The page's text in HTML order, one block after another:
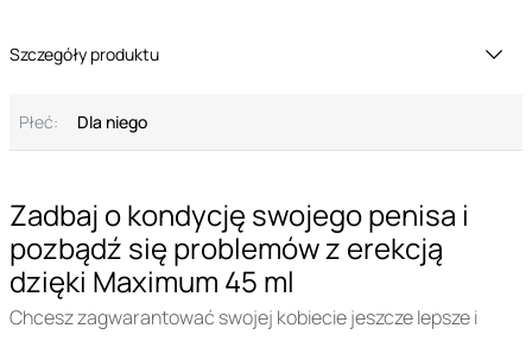
Zadbaj o kondycję swojego penisa i
pozbądź się problemów z erekcją
dzięki Maximum 45 ml
Chcesz zagwarantować swojej kobiecie jeszcze lepsze i
Szczegóły produktu
Płeć: Dla niego